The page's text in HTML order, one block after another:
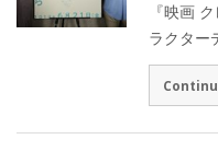
『映画
ラクター